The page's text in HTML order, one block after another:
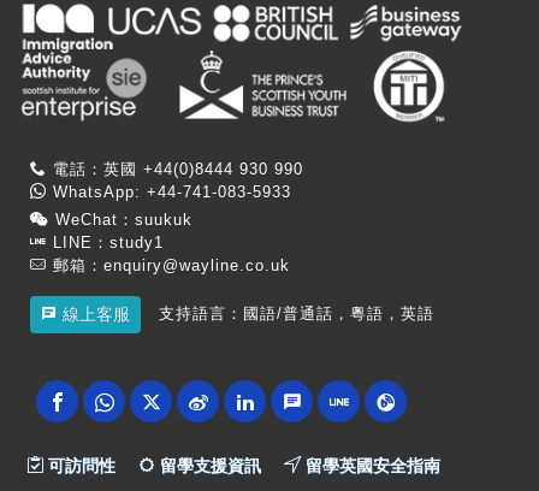
電話：英國 +44(0)8444 930 990
WhatsApp: +44-741-083-5933
WeChat：suukuk
LINE：study1
郵箱： enquiry@wayline.co.uk
線上客服 支持語言：國語/普通話，粵語，英語
可訪問性 留學支援資訊 留學英國安全指南